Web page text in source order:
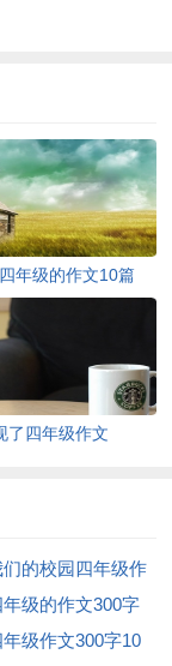
四年级的作文10篇
了四年级作文
们的校园四年级作
年级的作文300字
级作文300字10